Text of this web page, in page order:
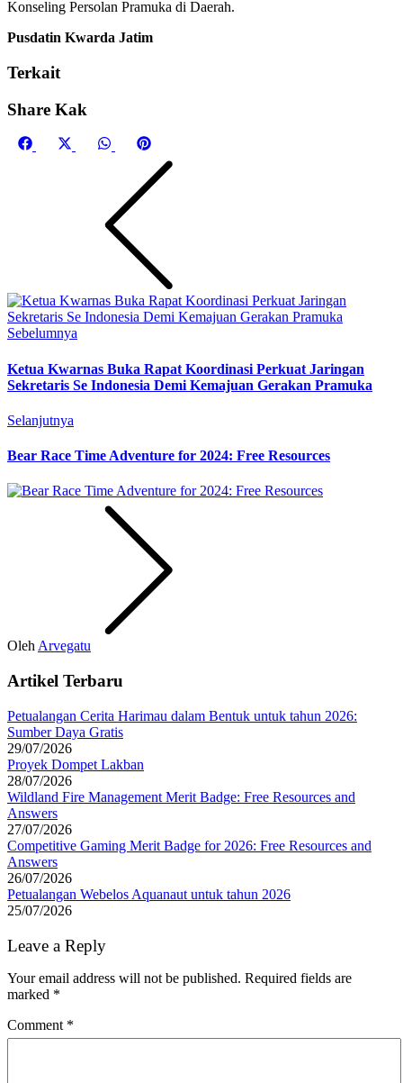
Konseling Persolan Pramuka di Daerah.
Pusdatin Kwarda Jatim
Terkait
Share Kak
Share
FacebookShare
Share
WhatsApp
Share
Sebelumnya
Ketua Kwarnas Buka Rapat Koordinasi Perkuat Jaringan
Sekretaris Se Indonesia Demi Kemajuan Gerakan Pramuka
Selanjutnya
Bear Race Time Adventure for 2024: Free Resources
OlehArvegatu
Artikel Terbaru
Petualangan Cerita Harimau dalam Bentuk untuk tahun 2026:
Sumber Daya Gratis
29/07/2026
Proyek Dompet Lakban
28/07/2026
Wildland Fire Management Merit Badge: Free Resources and
Answers
27/07/2026
Competitive Gaming Merit Badge for 2026: Free Resources and
Answers
26/07/2026
Petualangan Webelos Aquanaut untuk tahun 2026
25/07/2026
Leave a Reply
Your email address will not be published. Required fields are
marked *
Comment *